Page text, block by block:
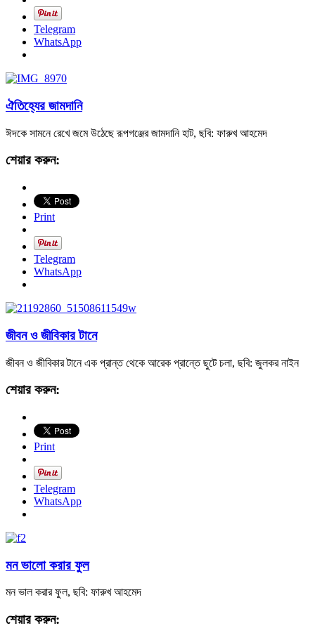
Telegram
WhatsApp
ঐতিহ্যের জামদানি
ঈদকে সামনে রেখে জমে উঠেছে রূপগঞ্জের জামদানি হাট, ছবি: ফারুখ আহমেদ
শেয়ার করুন:
Print
Telegram
WhatsApp
জীবন ও জীবিকার টানে
জীবন ও জীবিকার টানে এক প্রান্ত থেকে আরেক প্রান্তে ছুটে চলা, ছবি: জুলকর নাইন
শেয়ার করুন:
Print
Telegram
WhatsApp
মন ভালো করার ফুল
মন ভাল করার ফুল, ছবি: ফারুখ আহমেদ
শেয়ার করুন: